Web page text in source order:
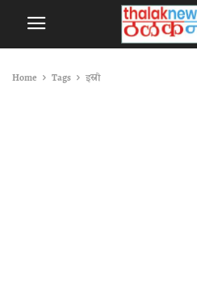
Home Tags इस्रो